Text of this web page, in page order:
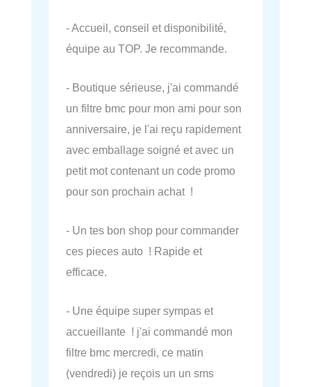
- Accueil, conseil et disponibilité,
équipe au TOP. Je recommande.
- Boutique sérieuse, j'ai commandé
un filtre bmc pour mon ami pour son
anniversaire, je l'ai reçu rapidement
avec emballage soigné et avec un
petit mot contenant un code promo
pour son prochain achat !
- Un tes bon shop pour commander
ces pieces auto ! Rapide et
efficace.
- Une équipe super sympas et
accueillante ! j'ai commandé mon
filtre bmc mercredi, ce matin
(vendredi) je reçois un un sms